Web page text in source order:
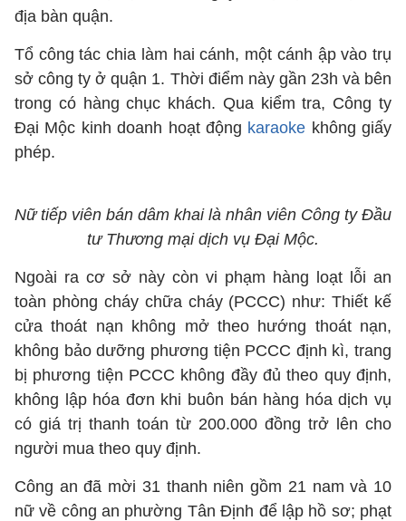
địa bàn quận.
Tổ công tác chia làm hai cánh, một cánh ập vào trụ
sở công ty ở quận 1. Thời điểm này gần 23h và bên
trong có hàng chục khách. Qua kiểm tra, Công ty
Đại Mộc kinh doanh hoạt động karaoke không giấy
phép.
Nữ tiếp viên bán dâm khai là nhân viên Công ty Đầu
tư Thương mại dịch vụ Đại Mộc.
Ngoài ra cơ sở này còn vi phạm hàng loạt lỗi an
toàn phòng cháy chữa cháy (PCCC) như: Thiết kế
cửa thoát nạn không mở theo hướng thoát nạn,
không bảo dưỡng phương tiện PCCC định kì, trang
bị phương tiện PCCC không đầy đủ theo quy định,
không lập hóa đơn khi buôn bán hàng hóa dịch vụ
có giá trị thanh toán từ 200.000 đồng trở lên cho
người mua theo quy định.
Công an đã mời 31 thanh niên gồm 21 nam và 10
nữ về công an phường Tân Định để lập hồ sơ; phạt